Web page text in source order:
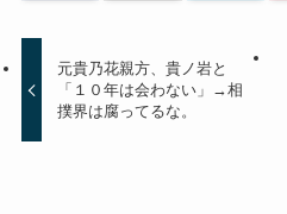
元貴乃花親方、貴ノ岩と
「１０年は会わない」→相
撲界は腐ってるな。